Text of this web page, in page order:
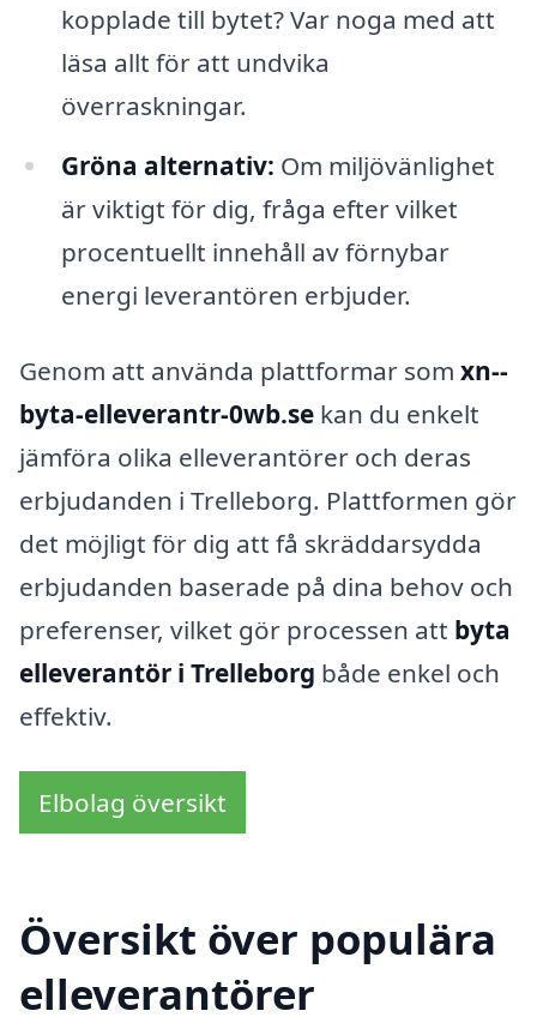
kopplade till bytet? Var noga med att
läsa allt för att undvika
överraskningar.
Gröna alternativ: Om miljövänlighet
är viktigt för dig, fråga efter vilket
procentuellt innehåll av förnybar
energi leverantören erbjuder.
Genom att använda plattformar som xn--
byta-elleverantr-0wb.se kan du enkelt
jämföra olika elleverantörer och deras
erbjudanden i Trelleborg. Plattformen gör
det möjligt för dig att få skräddarsydda
erbjudanden baserade på dina behov och
preferenser, vilket gör processen att byta
elleverantör i Trelleborg både enkel och
effektiv.
Elbolag översikt
Översikt över populära
elleverantörer